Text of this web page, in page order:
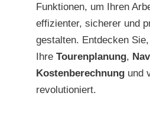
Funktionen, um Ihren
effizienter, sicherer und
gestalten. Entdecken
Ihre Tourenplanung,
Kostenberechnungund
revolutioniert.